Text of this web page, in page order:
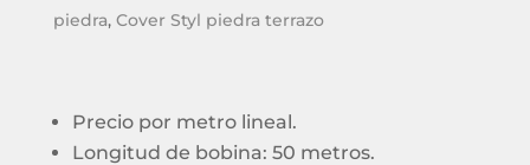
piedra, Cover Styl piedra terrazo
Precio por metro lineal.
Longitud de bobina: 50 metros.